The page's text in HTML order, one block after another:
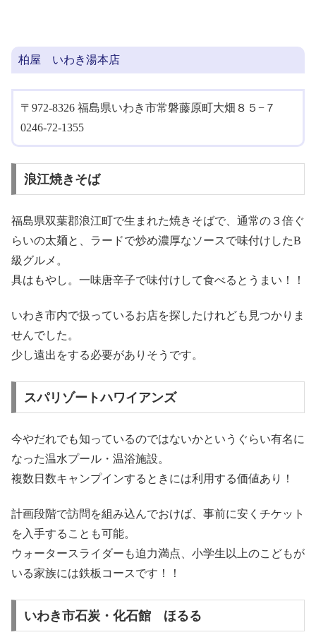
柏屋 いわき湯本店
〒972-8326 福島県いわき市常磐藤原町大畑８５−７
0246-72-1355
浪江焼きそば
福島県双葉郡浪江町で生まれた焼きそばで、通常の３倍ぐ
らいの太麺と、ラードで炒め濃厚なソースで味付けしたB
級グルメ。
具はもやし。一味唐辛子で味付けして食べるとうまい！！
いわき市内で扱っているお店を探したけれども見つかりま
せんでした。
少し遠出をする必要がありそうです。
スパリゾートハワイアンズ
今やだれでも知っているのではないかというぐらい有名に
なった温水プール・温浴施設。
複数日数キャンプインするときには利用する価値あり！
計画段階で訪問を組み込んでおけば、事前に安くチケット
を入手することも可能。
ウォータースライダーも迫力満点、小学生以上のこどもが
いる家族には鉄板コースです！！
いわき市石炭・化石館 ほるる